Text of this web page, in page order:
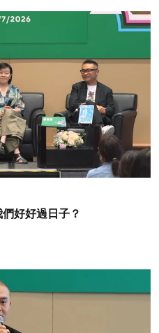
好好過日子？